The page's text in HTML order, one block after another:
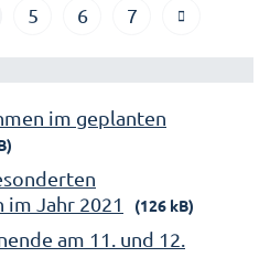
5 6 7
im geplanten
Jahr 2021
(126 kB)
am 11. und 12.